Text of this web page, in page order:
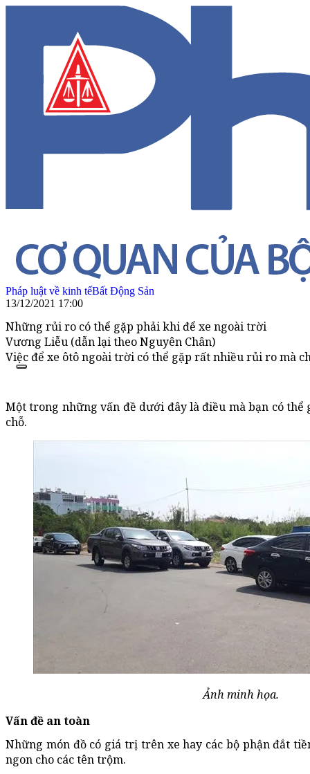
Pháp luật về kinh tếBất Động Sản
13/12/2021 17:00
Những rủi ro có thể gặp phải khi để xe ngoài trời
Vương Liễu (dẫn lại theo Nguyên Chân)
Việc để xe ôtô ngoài trời có thể gặp rất nhiều rủi ro mà
Một trong những vấn đề dưới đây là điều mà bạn có thể
chỗ.
Ảnh minh họa.
Vấn đề an toàn
Những món đồ có giá trị trên xe hay các bộ phận đắt
ngon cho các tên trộm.